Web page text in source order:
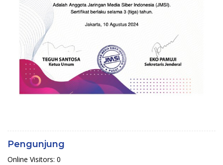
Pengunjung
Online Visitors: 0